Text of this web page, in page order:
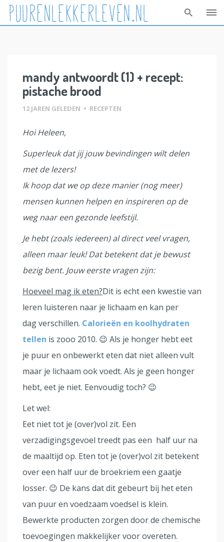
mandy antwoordt (1) + recept:
pistache brood
12 JAREN GELEDEN • RECEPTEN
Hoi Heleen,
Superleuk dat jij jouw bevindingen wilt delen
met de lezers!
Ik hoop dat we op deze manier (nog meer)
mensen kunnen helpen en inspireren op de
weg naar een gezonde leefstijl.
Je hebt (zoals iedereen) al direct veel vragen,
alleen maar leuk! Dat betekent dat je bewust
bezig bent. Jouw eerste vragen zijn:
Hoeveel mag ik eten?Dit is echt een kwestie van
leren luisteren naar je lichaam en kan per
dag verschillen. Calorieën en koolhydraten
tellen is zooo 2010. 😉 Als je honger hebt eet
je puur en onbewerkt eten dat niet alleen vult
maar je lichaam ook voedt. Als je geen honger
hebt, eet je niet. Eenvoudig toch? 😉
Let wel:
Eet niet tot je (over)vol zit. Een
verzadigingsgevoel treedt pas een half uur na
de maaltijd op. Eten tot je (over)vol zit betekent
over een half uur de broekriem een gaatje
losser. 😉 De kans dat dit gebeurt bij het eten
van puur en voedzaam voedsel is klein.
Bewerkte producten zorgen door de chemische
toevoegingen makkelijker voor overeten.